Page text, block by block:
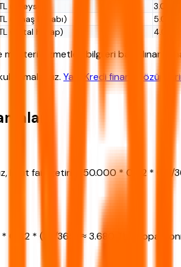
(bireysel) 3.000
TL (maaş hesabı) 5.000
TL (dijital hesap) 4.000
hizmetleri bilgileri baz alınarak
Yapı Kredi finans
brüt faiz getirisi: 50.000 * 0,42 *
* (32/365) ≈ 3.680 TL. Stopaj